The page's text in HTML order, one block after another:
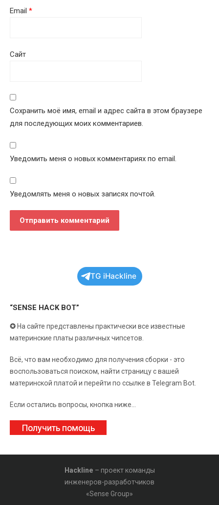
Email *
Сайт
Сохранить моё имя, email и адрес сайта в этом браузере
для последующих моих комментариев.
Уведомить меня о новых комментариях по email.
Уведомлять меня о новых записях почтой.
TG iHackline
“SENSE HACK BOT”
✪ На сайте представлены практически все известные
материнские платы различных чипсетов.
Всё, что вам необходимо для получения сборки - это
воспользоваться поиском, найти страницу с вашей
материнской платой и перейти по ссылке в Telegram Bot.
Если остались вопросы, кнопка ниже...
Получить помощь
Hackline – проект команды
инженеров-разработчиков
«Sense Group»